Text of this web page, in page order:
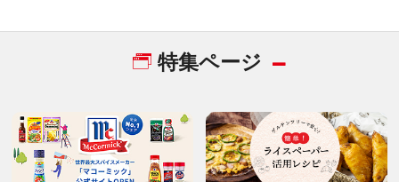
特集ページ